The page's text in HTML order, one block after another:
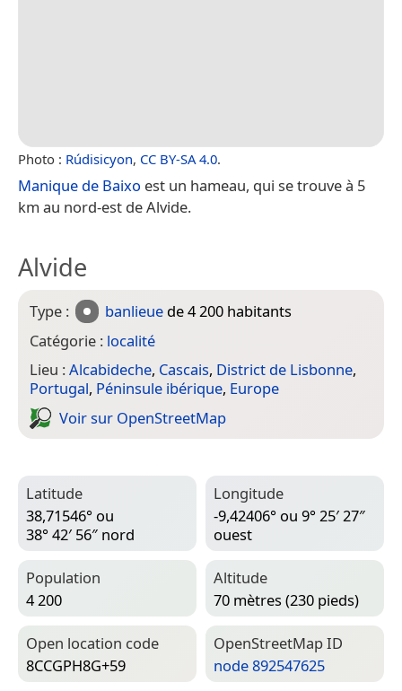
Photo : Rúdisicyon, CC BY-SA 4.0.
Manique de Baixo est un hameau, qui se trouve à 5
km au nord-est de Alvide.
Alvide
Type : banlieue de 4 200 habitants
Catégorie : localité
Lieu :Alcabideche, Cascais, District de Lisbonne,
Portugal, Péninsule ibérique, Europe
Voir sur Open­Street­Map
Latitude
38,71546° ou
38° 42′ 56″ nord
Longitude
-9,42406° ou 9° 25′ 27″
ouest
Population
4 200
Altitude
70 mètres (230 pieds)
Open location code
8CCGPH8G+59
Open­Street­Map ID
node 892547625